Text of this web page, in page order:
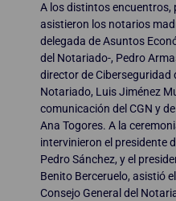
A los distintos encuentros,
asistieron los notarios
delegada de Asuntos
del Notariado-, Pedro
director de Ciberseguridad
Notariado, Luis Jiménez
comunicación del CGN y
Ana Togores. A la
intervinieron el presidente
Pedro Sánchez, y el
Benito Berceruelo, asistió
Consejo General del